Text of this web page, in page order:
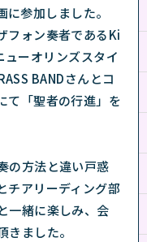
参加しました。
フォン奏者であるKi
ーオリンズスタイ
BANDさんとコ
て「聖者の行進」を
の方法と違い戸惑
チアリーディング部
一緒に楽しみ、会
ました。